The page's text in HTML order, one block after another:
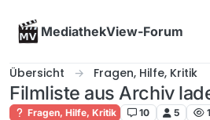
MediathekView-Forum
Übersicht Fragen, Hilfe, Kritik
Filmliste aus Archiv
Fragen, Hilfe, Kritik 10 5